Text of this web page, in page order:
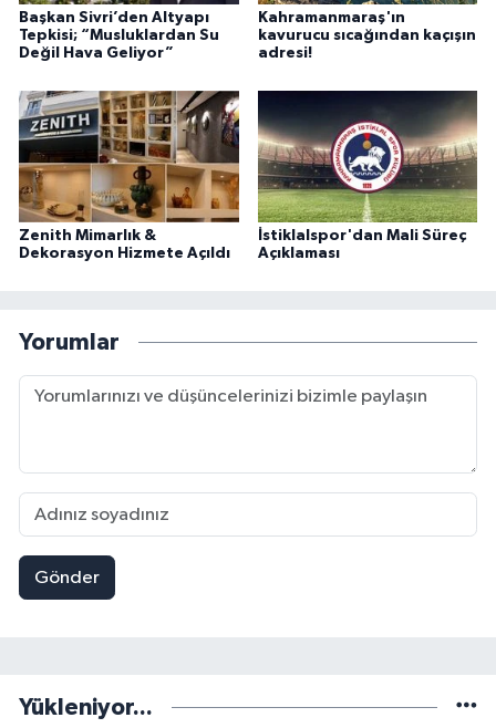
Başkan Sivri’den Altyapı
Tepkisi; “Musluklardan Su
Değil Hava Geliyor”
Kahramanmaraş'ın
kavurucu sıcağından kaçışın
adresi!
Zenith Mimarlık &
Dekorasyon Hizmete Açıldı
İstiklalspor'dan Mali Süreç
Açıklaması
Yorumlar
Gönder
Yükleniyor...